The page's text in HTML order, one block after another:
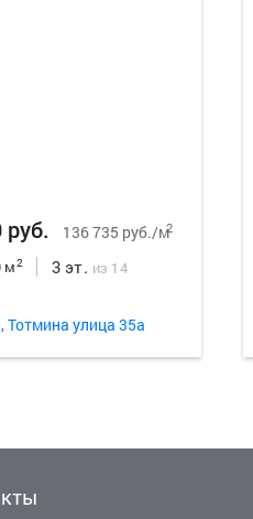
руб. 136 735 руб./м2
м2 3 эт. из 14
Тотмина улица 35а